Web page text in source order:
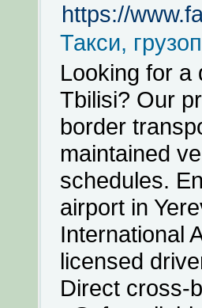
https://
Такси,
Looking for a
Tbilisi? Our
border
maintained
schedules.
airport in
International
licensed
Direct cross-